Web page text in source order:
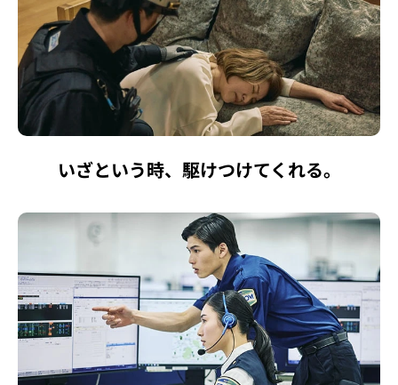
いざという時、駆けつけてくれる。